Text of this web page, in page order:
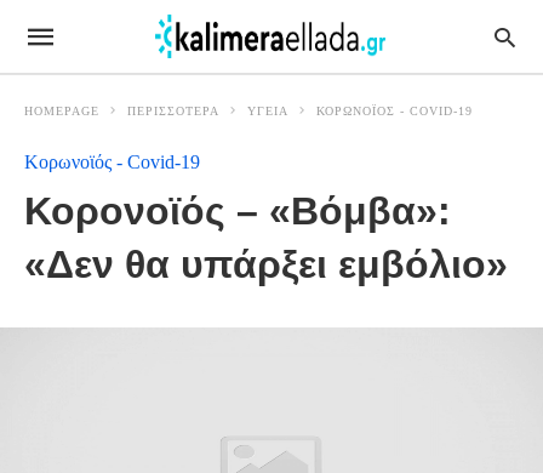
HOMEPAGE ΠΕΡΙΣΣΟΤΕΡΑ ΥΓΕΙΑ ΚΟΡΩΝΟΪΌΣ - COVID-19
Κορωνοϊός - Covid-19
Κορονοϊός – «Βόμβα»:
«Δεν θα υπάρξει εμβόλιο»